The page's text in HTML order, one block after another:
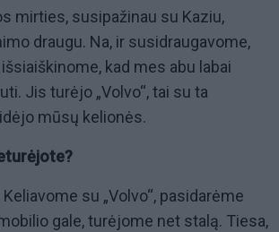
mirties, susipažinau su Kaziu,
draugu. Na, ir susidraugavome,
kad mes abu labai
Jis turėjo „Volvo“, tai su ta
mūsų kelionės.
su „Volvo“, pasidarėme
gale, turėjome net stalą. Tiesa,